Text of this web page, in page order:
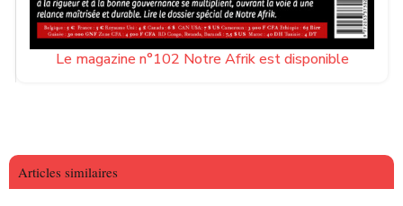
Le magazine n°102 Notre Afrik est disponible
Articles similaires